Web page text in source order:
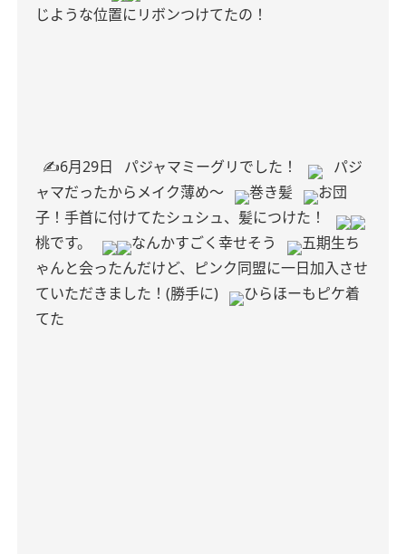
じような位置にリボンつけてたの！
✍️6月29日 パジャマミーグリでした！
パジ
ャマだったからメイク薄め〜
巻き髪
お団
子！手首に付けてたシュシュ、髪につけた！
桃です。
なんかすごく幸せそう
五期生ち
ゃんと会ったんだけど、ピンク同盟に一日加入させ
ていただきました！(勝手に)
ひらほーもピケ着
てた